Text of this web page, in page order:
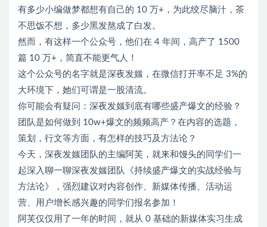
有多少小编做梦都想有自己的 10 万+，为此绞尽脑汁，茶
不思饭不想，多少黑发熬成了白发。
然而，有这样一个公众号，他们在 4 年间，高产了 1500
篇 10 万+，简直不能更气人！
这个公众号的名字就是深夜发媸，在微信打开率不足 3%的
大环境下，她们可谓是一股清流。
你可能会有疑问：深夜发媸到底有哪些盛产爆文的经验？
团队是如何做到 10w+爆文的频频高产？在内容的选题，
策划，行文等方面，有怎样的技巧及方法论？
今天，深夜发媸团队的主编阿芙，就来和馒头的同学们一
起深入聊一聊深夜发媸团队《持续盛产爆文的实战经验与
方法论》，强烈建议对内容创作、新媒体传播、活动运
营、用户增长感兴趣的同学们报名参加！
阿芙仅仅用了一年的时间，就从 0 基础的新媒体实习生成